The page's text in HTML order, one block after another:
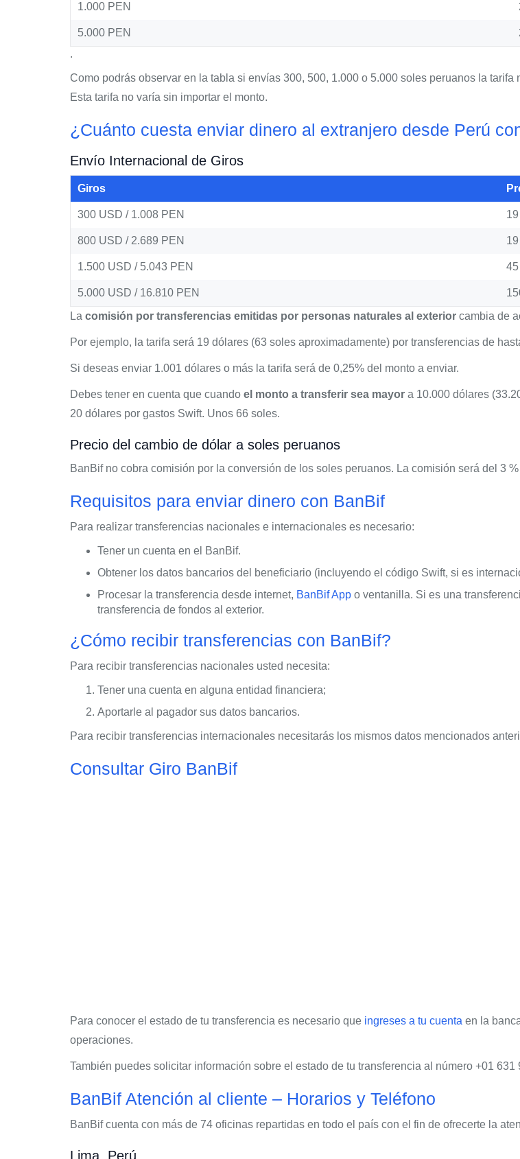
1.000 PEN
5.000 PEN
.
Como podrás observar en la tabla si envías 300, 500, 1.000 o 5.000 soles peruanos la
Esta tarifa no varía sin importar el monto.
¿Cuánto cuesta enviar dinero al extranjero desde Perú
Envío Internacional de Giros
Giros
300 USD / 1.008 PEN
800 USD / 2.689 PEN
1.500 USD / 5.043 PEN
5.000 USD / 16.810 PEN
La comisión por transferencias emitidas por personas naturales al exterior cambia de
Por ejemplo, la tarifa será 19 dólares (63 soles aproximadamente) por transferencias de
Si deseas enviar 1.001 dólares o más la tarifa será de 0,25% del monto a enviar.
Debes tener en cuenta que cuando el monto a transferir sea mayor a 10.000 dólares
20 dólares por gastos Swift. Unos 66 soles.
Precio del cambio de dólar a soles peruanos
BanBif no cobra comisión por la conversión de los soles peruanos. La comisión será del 3
Requisitos para enviar dinero con BanBif
Para realizar transferencias nacionales e internacionales es necesario:
Tener un cuenta en el BanBif.
Obtener los datos bancarios del beneficiario (incluyendo el código Swift, si es
Procesar la transferencia desde internet, BanBif App o ventanilla. Si es una
transferencia de fondos al exterior.
¿Cómo recibir transferencias con BanBif?
Para recibir transferencias nacionales usted necesita:
Tener una cuenta en alguna entidad financiera;
Aportarle al pagador sus datos bancarios.
Para recibir transferencias internacionales necesitarás los mismos datos mencionados
Consultar Giro BanBif
Para conocer el estado de tu transferencia es necesario que ingreses a tu cuenta en la
operaciones.
También puedes solicitar información sobre el estado de tu transferencia al número +01 631
BanBif Atención al cliente – Horarios y Teléfono
BanBif cuenta con más de 74 oficinas repartidas en todo el país con el fin de ofrecerte la
Lima, Perú